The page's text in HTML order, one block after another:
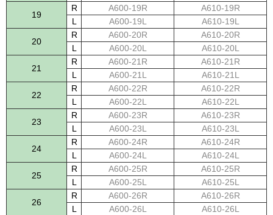
19
R A600-19R
A610-19R
L
A600-19L A610-19L
20
R A600-20R
A610-20R
L
A600-20L A610-20L
21
R A600-21R
A610-21R
L
A600-21L A610-21L
22
R A600-22R
A610-22R
L
A600-22L A610-22L
23
R A600-23R
A610-23R
L
A600-23L A610-23L
24
R A600-24R
A610-24R
L
A600-24L A610-24L
25
R A600-25R
A610-25R
L
A600-25L A610-25L
26
R A600-26R
A610-26R
L
A600-26L A610-26L